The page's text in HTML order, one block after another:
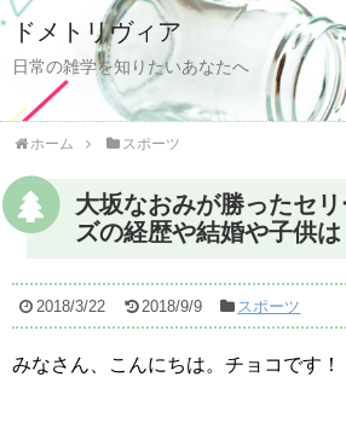
ドメトリヴィア
日常の雑学を知りたいあなたへ
ホーム スポーツ
大坂なおみが勝ったセ
ズの経歴や結婚や子供は
2018/3/22 2018/9/9 スポーツ
みなさん、こんにちは。チョコです！